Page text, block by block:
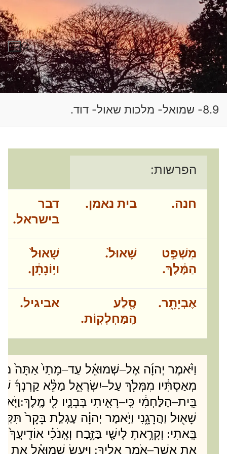
דלג
לתוכן
חפש:
8.9- שמואל- מלכות שאול- דוד.
הפרשות:
חנה. בית נאמן.
דבר
בישראל.
מִשְׁפַּ֣ט
הַמֶּ֔לֶךְ.
שָׁאוּל֙.
שָׁאוּל֙
וי֣וֹנָתָ֔ן.
אֶבְיָתָ֑ר.
סֶ֖לַע
הַֽמַּחְלְקֽוֹת.
אביגיל.
וַיֹּ֨אמֶר יְהוָ֜ה אֶל–שְׁמוּאֵ֗ל עַד–מָתַי֙ אַתָּה֙
מְאַסְתִּ֔יו מִמְּלֹ֖ךְ עַל–יִשְׂרָאֵ֑ל מַלֵּ֨א קַרְנְךָ֜
בֵּֽית–הַלַּחְמִ֔י כִּֽי–רָאִ֧יתִי בְּבָנָ֛יו לִ֖י מֶֽלֶךְ:
שָׁא֖וּל וַהֲרָגָ֑נִי וַיֹּ֣אמֶר יְהוָ֗ה עֶגְלַ֤ת בָּקָר֙
בָּֽאתִי: וְקָרָ֥אתָ לְיִשַׁ֖י בַּזָּ֑בַח וְאָֽנֹכִ֗י
אֵ֥ת אֲשֶׁר–אֹמַ֖ר אֵלֶֽיךָ: וַיַּ֣עַשׂ שְׁמוּאֵ֗ל אֵ֚ת